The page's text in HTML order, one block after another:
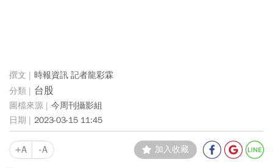
時報資訊 記者龍彩霖
台股
今周刊攝影組
2023-03-15 11:45
+A -A 加入收藏